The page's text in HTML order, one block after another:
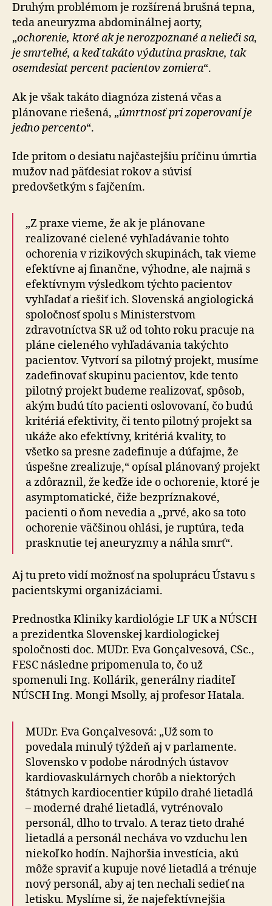
Druhým problémom je rozšírená brušná tepna,
teda aneuryzma abdominálnej aorty,
„ochorenie, ktoré ak je nerozpoznané a nelieči sa,
je smrteľné, a keď takáto výdutina praskne, tak
osemdesiat percent pacientov zomiera“.
Ak je však takáto diagnóza zistená včas a
plánovane riešená, „úmrtnosť pri zoperovaní je
jedno percento“.
Ide pritom o desiatu najčastejšiu príčinu úmrtia
mužov nad päťdesiat rokov a súvisí
predovšetkým s fajčením.
„Z praxe vieme, že ak je plánovane
realizované cielené vyhľadávanie tohto
ochorenia v rizikových skupinách, tak vieme
efektívne aj finančne, výhodne, ale najmä s
efektívnym výsledkom týchto pacientov
vyhľadať a riešiť ich. Slovenská angio­lo­gická
spoločnosť spolu s Ministerstvom
zdravotníctva SR už od tohto roku pracuje na
pláne cieleného vyhľadávania takýchto
pacientov. Vytvorí sa pilotný projekt, musíme
zadefinovať skupinu pacientov, kde tento
pilotný projekt budeme realizovať, spôsob,
akým budú títo pacienti oslovovaní, čo budú
kritériá efektivity, či tento pilotný projekt sa
ukáže ako efektívny, kritériá kvality, to
všetko sa presne zadefinuje a dúfajme, že
úspešne zrealizuje,“ opísal plánovaný projekt
a zdôraznil, že keďže ide o ochorenie, ktoré je
asymptomatické, čiže bezpríznakové,
pacienti o ňom nevedia a „prvé, ako sa toto
ochorenie väčšinou ohlási, je ruptúra, teda
prasknutie tej aneuryzmy a náhla smrť“.
Aj tu preto vidí možnosť na spoluprácu Ústavu s
pacientskymi organizáciami.
Prednostka Kliniky kardiológie LF UK a NÚSCH
a prezidentka Slovenskej kardiologickej
spoločnosti doc. MUDr. Eva Gonçalvesová, CSc.,
FESC následne pripomenula to, čo už
spomenuli Ing. Kollárik, generálny riaditeľ
NÚSCH Ing. Mongi Msolly, aj profesor Hatala.
MUDr. Eva Gonçalvesová: „Už som to
povedala minulý týždeň aj v parlamente.
Slovensko v podobe národných ústavov
kardiovaskulárnych chorôb a niektorých
štátnych kardiocentier kúpilo drahé lietadlá
– moderné drahé lietadlá, vytrénovalo
personál, dlho to trvalo. A teraz tieto drahé
lietadlá a personál necháva vo vzduchu len
niekoľko hodín. Najhoršia investícia, akú
môže spraviť a kupuje nové lietadlá a trénuje
nový personál, aby aj ten nechali sedieť na
letisku. Myslíme si, že najefektívnejšia